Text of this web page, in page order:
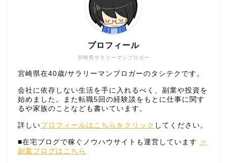
宮崎県サラリーマンブロガー
プロフィール
宮崎県在40歳/サラリーマンブロガーのタシテクです。
会社に依存しない生活を手に入れるべく、副業や投資を
始めました。また転職5回の経験談をもとに仕事に関す
るや家族のことなども書いています。
詳しいプロフィールはこちらをクリック してください。
■在宅ブログで稼ぐノウハウサイトも運営しています ⇒
副業ブログはこちら